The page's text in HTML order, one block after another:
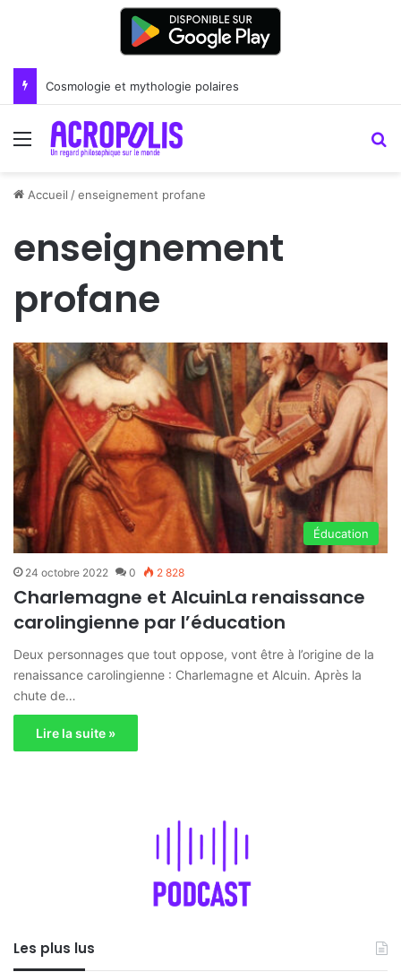
Cosmologie et mythologie polaires
Menu
Accueil /enseignement profane
enseignement
profane
Éducation
24 octobre 2022 0 2 828
Charlemagne et AlcuinLa renaissance
carolingienne par l’éducation
Deux personnages que tout oppose, vont être à l’origine de la
renaissance carolingienne : Charlemagne et Alcuin. Après la
chute de…
Lire la suite »
Les plus lus